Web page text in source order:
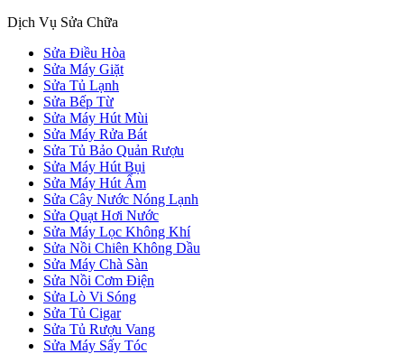
Dịch Vụ Sửa Chữa
Sửa Điều Hòa
Sửa Máy Giặt
Sửa Tủ Lạnh
Sửa Bếp Từ
Sửa Máy Hút Mùi
Sửa Máy Rửa Bát
Sửa Tủ Bảo Quản Rượu
Sửa Máy Hút Bụi
Sửa Máy Hút Ẩm
Sửa Cây Nước Nóng Lạnh
Sửa Quạt Hơi Nước
Sửa Máy Lọc Không Khí
Sửa Nồi Chiên Không Dầu
Sửa Máy Chà Sàn
Sửa Nồi Cơm Điện
Sửa Lò Vi Sóng
Sửa Tủ Cigar
Sửa Tủ Rượu Vang
Sửa Máy Sấy Tóc